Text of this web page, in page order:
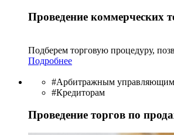
Проведение коммерческих
Подберем торговую процедуру,
Подробнее
#Арбитражным управляющим
#Кредиторам
Проведение торгов по